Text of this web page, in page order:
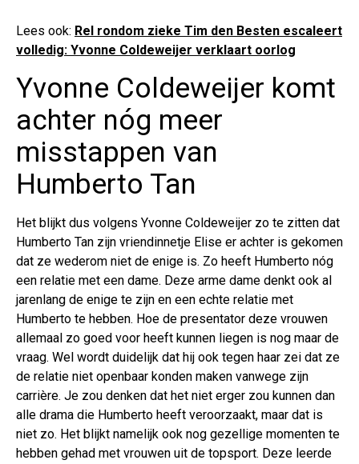
Lees ook: Rel rondom zieke Tim den Besten escaleert
volledig: Yvonne Coldeweijer verklaart oorlog
Yvonne Coldeweijer komt
achter nóg meer
misstappen van
Humberto Tan
Het blijkt dus volgens Yvonne Coldeweijer zo te zitten dat
Humberto Tan zijn vriendinnetje Elise er achter is gekomen
dat ze wederom niet de enige is. Zo heeft Humberto nóg
een relatie met een dame. Deze arme dame denkt ook al
jarenlang de enige te zijn en een echte relatie met
Humberto te hebben. Hoe de presentator deze vrouwen
allemaal zo goed voor heeft kunnen liegen is nog maar de
vraag. Wel wordt duidelijk dat hij ook tegen haar zei dat ze
de relatie niet openbaar konden maken vanwege zijn
carrière. Je zou denken dat het niet erger zou kunnen dan
alle drama die Humberto heeft veroorzaakt, maar dat is
niet zo. Het blijkt namelijk ook nog gezellige momenten te
hebben gehad met vrouwen uit de topsport. Deze leerde